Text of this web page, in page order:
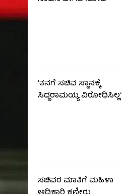
'ತನಗೆ ಸಚಿವ ಸ್ಥಾನಕ್ಕೆ
ಸಿದ್ದರಾಮಯ್ಯ ವಿರೋಧಿಸಿಲ್ಲ'
ಸಚಿವರ ಮಾತಿಗೆ ಮಹಿಳಾ